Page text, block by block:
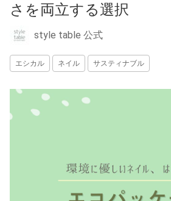
さを両立する選択
style table 公式
エシカル ネイル サスティナブル